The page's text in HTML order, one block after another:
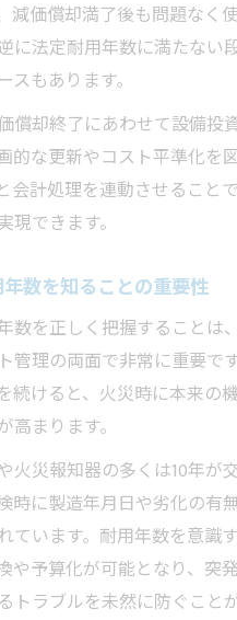
減価償却満了後も問題なく
に法定耐用年数に満たない
もあります。
償却終了にあわせて設備投
的な更新やコスト平準化を
会計処理を連動させること
できます。
数を知ることの重要性
数を正しく把握することは
管理の両面で非常に重要で
続けると、火災時に本来の
まります。
火災報知器の多くは10年が
時に製造年月日や劣化の有
ています。耐用年数を意識
や予算化が可能となり、突
トラブルを未然に防ぐこと